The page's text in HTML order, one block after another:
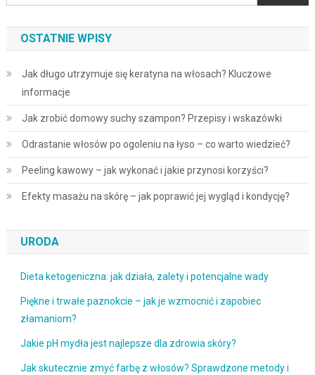
OSTATNIE WPISY
Jak długo utrzymuje się keratyna na włosach? Kluczowe
informacje
Jak zrobić domowy suchy szampon? Przepisy i wskazówki
Odrastanie włosów po ogoleniu na łyso – co warto wiedzieć?
Peeling kawowy – jak wykonać i jakie przynosi korzyści?
Efekty masażu na skórę – jak poprawić jej wygląd i kondycję?
URODA
Dieta ketogeniczna: jak działa, zalety i potencjalne wady
Piękne i trwałe paznokcie – jak je wzmocnić i zapobiec
złamaniom?
Jakie pH mydła jest najlepsze dla zdrowia skóry?
Jak skutecznie zmyć farbę z włosów? Sprawdzone metody i